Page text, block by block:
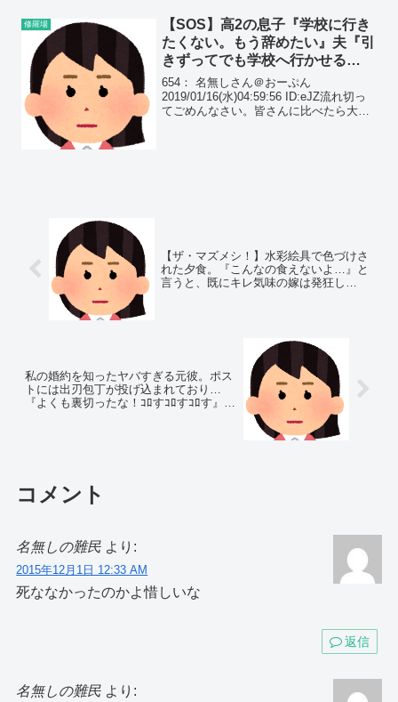
修羅場
【SOS】高2の息子『学校に行き
たくない。もう辞めたい』夫『引
きずってでも学校へ行かせる
ぞ！』息子『だったらﾀﾋんでや
る！』
654： 名無しさん＠おーぷん
2019/01/16(水)04:59:56 ID:eJZ流れ切っ
てごめんなさい。皆さんに比べたら大し
【ザ・マズメシ！】水彩絵具で色づけさ
れた夕食。『こんなの食えないよ…』と
言うと、既にキレ気味の嫁は発狂し…
私の婚約を知ったヤバすぎる元彼。ポス
トには出刃包丁が投げ込まれており…
『よくも裏切ったな！ｺﾛすｺﾛすｺﾛす』と
コメント
名無しの難民 より:
2015年12月1日 12:33 AM
死ななかったのかよ惜しいな
返信
名無しの難民 より: